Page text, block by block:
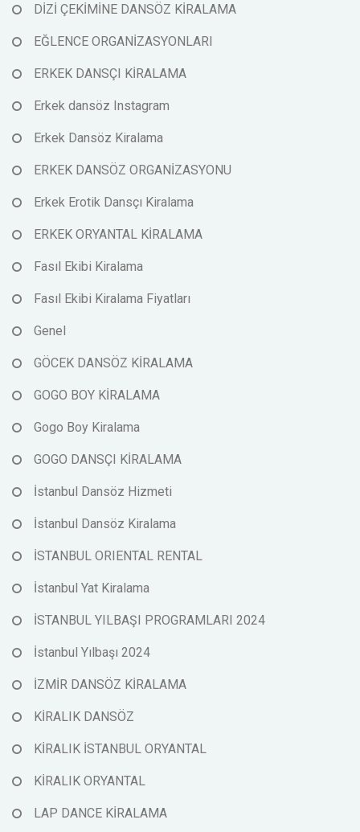
DİZİ ÇEKİMİNE DANSÖZ KİRALAMA
EĞLENCE ORGANİZASYONLARI
ERKEK DANSÇI KİRALAMA
Erkek dansöz Instagram
Erkek Dansöz Kiralama
ERKEK DANSÖZ ORGANİZASYONU
Erkek Erotik Dansçı Kiralama
ERKEK ORYANTAL KİRALAMA
Fasıl Ekibi Kiralama
Fasıl Ekibi Kiralama Fiyatları
Genel
GÖCEK DANSÖZ KİRALAMA
GOGO BOY KİRALAMA
Gogo Boy Kiralama
GOGO DANSÇI KİRALAMA
İstanbul Dansöz Hizmeti
İstanbul Dansöz Kiralama
İSTANBUL ORIENTAL RENTAL
İstanbul Yat Kiralama
İSTANBUL YILBAŞI PROGRAMLARI 2024
İstanbul Yılbaşı 2024
İZMİR DANSÖZ KİRALAMA
KİRALIK DANSÖZ
KİRALIK İSTANBUL ORYANTAL
KİRALIK ORYANTAL
LAP DANCE KİRALAMA